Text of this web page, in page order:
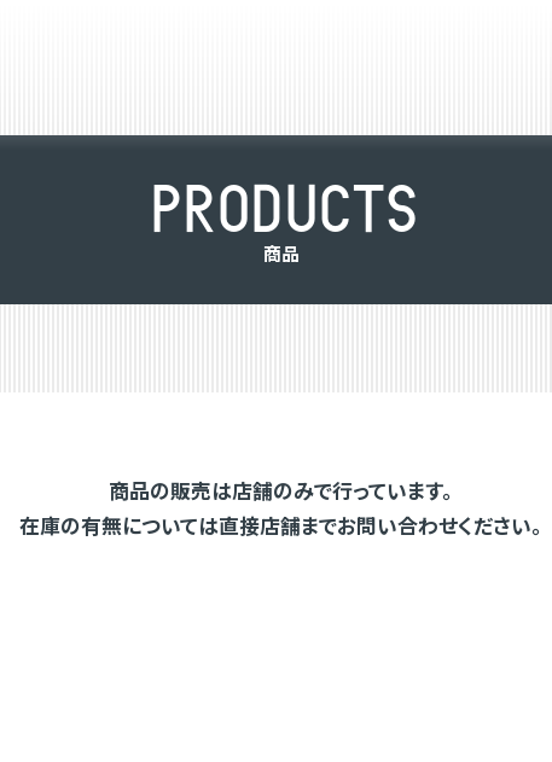
PRODUCTS
商品
商品の販売は店舗のみで行っています。
在庫の有無については直接店舗までお問い合わせください。